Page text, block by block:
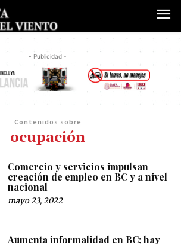
- Publicidad -
Contenidos sobre
ocupación
Comercio y servicios impulsan
creación de empleo en BC y a nivel
nacional
mayo 23, 2022
Aumenta informalidad en BC; hay